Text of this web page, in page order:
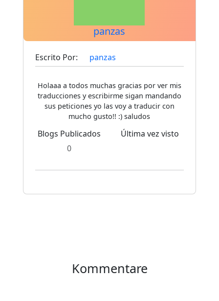
panzas
Escrito Por: panzas
Holaaa a todos muchas gracias por ver mis
traducciones y escribirme sigan mandando
sus peticiones yo las voy a traducir con
mucho gusto!! :) saludos
Blogs Publicados
0
Última vez visto
Kommentare